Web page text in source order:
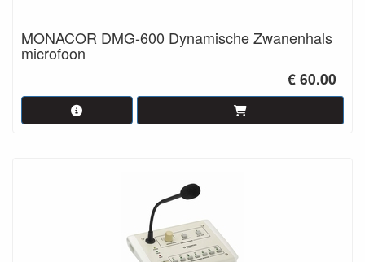
MONACOR DMG-600 Dynamische Zwanenhals
microfoon
€ 60.00